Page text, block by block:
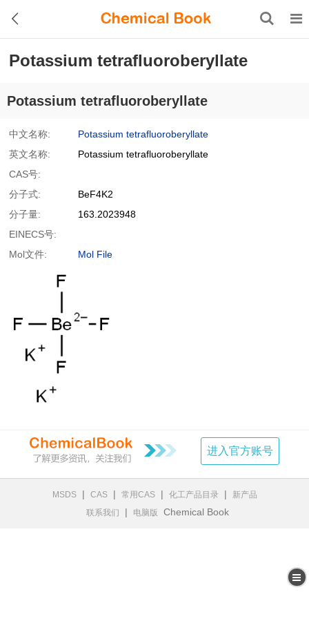
Potassium tetrafluoroberyllate
Potassium tetrafluoroberyllate
中文名称:
Potassium tetrafluoroberyllate
英文名称:
Potassium tetrafluoroberyllate
CAS号:
分子式:
BeF4K2
分子量:
163.2023948
EINECS号:
Mol文件:
Mol File
进入官方账号
MSDS | CAS | 常用CAS | 化工产品目录 |
新产品
联系我们
| 电脑版 Chemical Book